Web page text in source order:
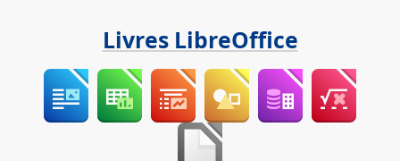
Livres LibreOffice